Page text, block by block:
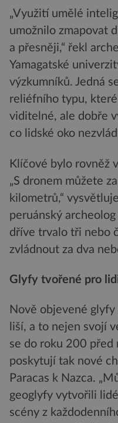
„Využití umělé
umožnilo zmapovat
a přesněji,“ řekl
Yamagatské
výzkumníků. Jedná
reliéfního typu,
viditelné, ale dobře
co lidské oko
Klíčové bylo rovněž
„S dronem můžete
kilometrů,“
peruánský archeolog
dříve trvalo tři nebo
zvládnout za dva
Glyfy tvořené pro
Nově objevené
liší, a to nejen svojí
se do roku 200 před
poskytují tak nové
Paracas k Nazca.
geoglyfy vytvořili
scény z